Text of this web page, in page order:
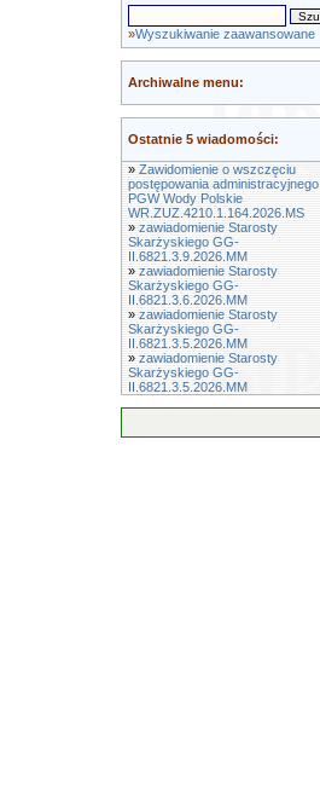
»Wyszukiwanie zaawansowane
Archiwalne menu:
Ostatnie 5 wiadomości:
» Zawidomienie o wszczęciu
postępowania administracyjnego
PGW Wody Polskie
WR.ZUZ.4210.1.164.2026.MS
» zawiadomienie Starosty
Skarżyskiego GG-
II.6821.3.9.2026.MM
» zawiadomienie Starosty
Skarżyskiego GG-
II.6821.3.6.2026.MM
» zawiadomienie Starosty
Skarżyskiego GG-
II.6821.3.5.2026.MM
» zawiadomienie Starosty
Skarżyskiego GG-
II.6821.3.5.2026.MM